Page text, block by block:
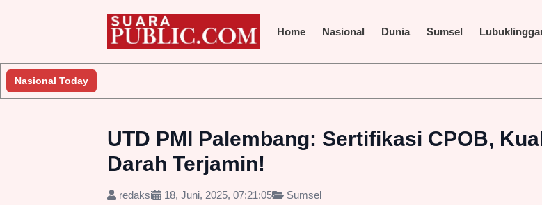
Home Nasional Dunia Sumsel
Nasional Today
Lakukan Penyelidikan
UTD PMI Palembang: Sertifikasi CPOB,
Darah Terjamin!
redaksi 18, Juni, 2025, 07:21:05 Sumsel